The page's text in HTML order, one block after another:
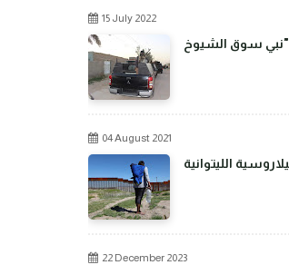
15 July 2022
04 August 2021
الليتوانية
22 December 2023